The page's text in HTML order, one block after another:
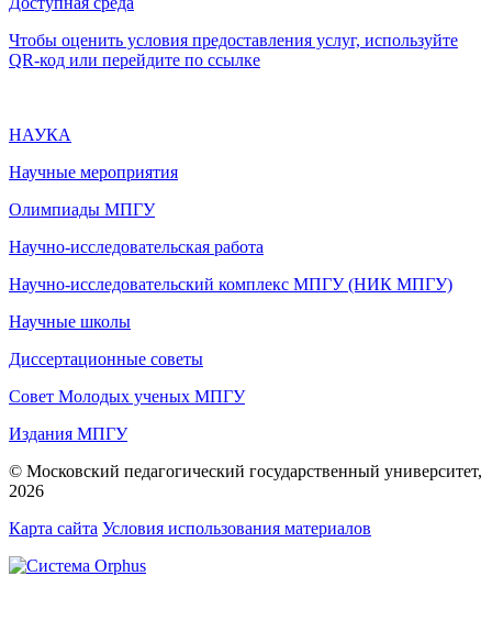
Чтобы оценить условия предоставления услуг, используйте
QR-код или перейдите по ссылке
НАУКА
Научные мероприятия
Олимпиады МПГУ
Научно-исследовательская работа
Научно-исследовательский комплекс МПГУ (НИК МПГУ)
Научные школы
Диссертационные советы
Совет Молодых ученых МПГУ
Издания МПГУ
© Московский педагогический государственный университет,
2026
Карта сайта Условия использования материалов